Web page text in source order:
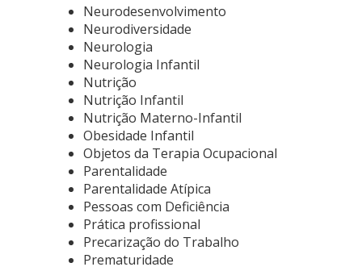
Neurodesenvolvimento
Neurodiversidade
Neurologia
Neurologia Infantil
Nutrição
Nutrição Infantil
Nutrição Materno-Infantil
Obesidade Infantil
Objetos da Terapia Ocupacional
Parentalidade
Parentalidade Atípica
Pessoas com Deficiência
Prática profissional
Precarização do Trabalho
Prematuridade